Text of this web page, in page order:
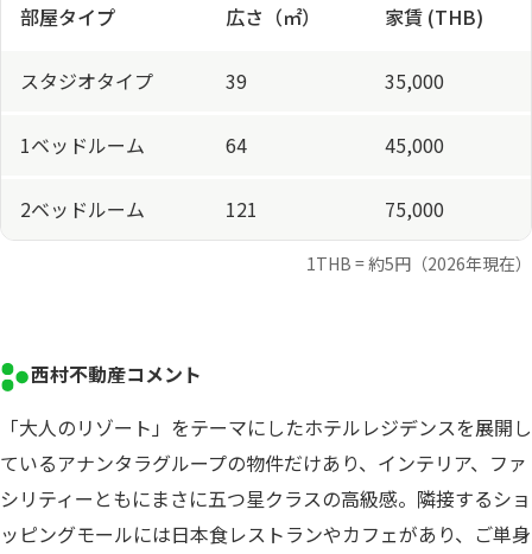
部屋タイプ 広さ（㎡） 家賃 (THB)
スタジオタイプ 39 35,000
1ベッドルーム 64 45,000
2ベッドルーム 121 75,000
1THB = 約5円（2026年現在）
西村不動産コメント
「大人のリゾート」をテーマにしたホテルレジデンスを展開し
ているアナンタラグループの物件だけあり、インテリア、ファ
シリティーともにまさに五つ星クラスの高級感。隣接するショ
ッピングモールには日本食レストランやカフェがあり、ご単身